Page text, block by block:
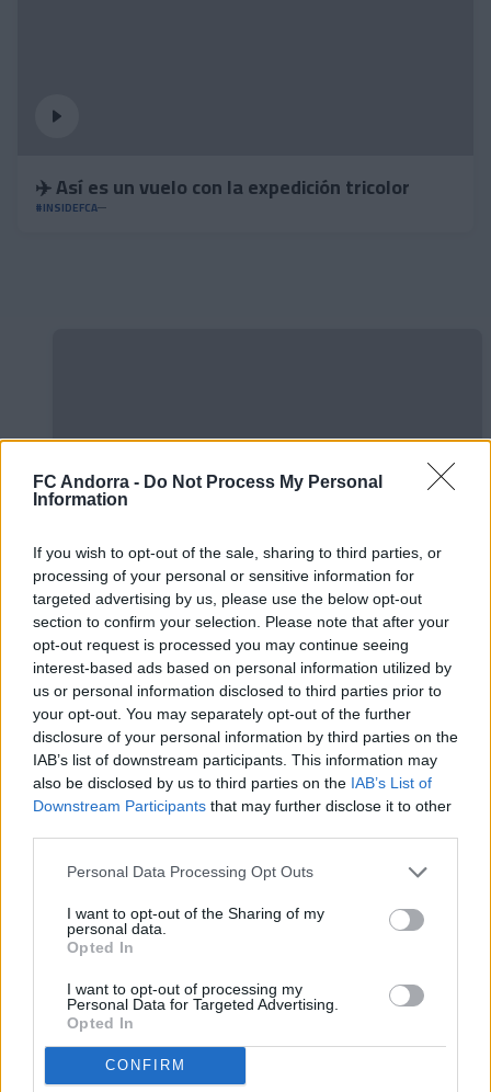
FC Andorra - Do Not Process My Personal
Information
If you wish to opt-out of the sale, sharing to third parties, or
processing of your personal or sensitive information for
targeted advertising by us, please use the below opt-out
section to confirm your selection. Please note that after your
opt-out request is processed you may continue seeing
interest-based ads based on personal information utilized by
us or personal information disclosed to third parties prior to
your opt-out. You may separately opt-out of the further
disclosure of your personal information by third parties on the
IAB’s list of downstream participants. This information may
also be disclosed by us to third parties on the IAB’s List of
Downstream Participants that may further disclose it to other
Personal Data Processing Opt Outs
I want to opt-out of the Sharing of my
personal data.
Opted In
I want to opt-out of processing my
Personal Data for Targeted Advertising.
Opted In
CONFIRM
✈️ Así es un vuelo con la expedición tricolor
#INSIDEFCA
✈️🆕 𝑳𝑨𝑼𝑻𝑨𝑹𝑶 𝑺𝑷𝑨𝑻𝒁, solidez,
contundencia y juego aéreo
PRIMER EQUIPO
🆕 𝑷𝑨𝑼 𝑳𝑶𝑷𝑬𝒁, presentado ✅
PRIMER EQUIPO